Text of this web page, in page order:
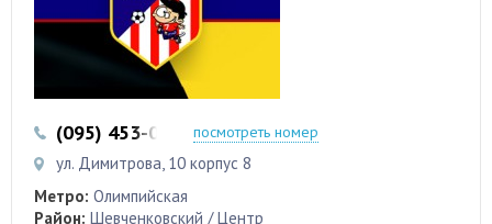
(095) 453-0-789 (093) 453-0-789
посмотреть номер
ул. Димитрова, 10 корпус 8
Метро: Олимпийская
Район: Шевченковский / Центр